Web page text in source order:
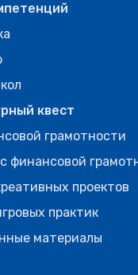
квест
грамотности
финансовой
проектов
практик
материалы